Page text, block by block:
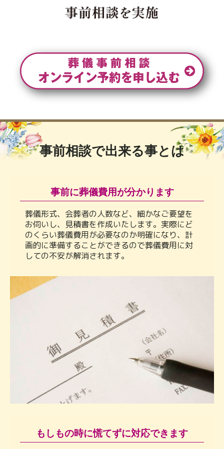
事前相談で出来る事とは
事前に葬儀費用が分かります
葬儀形式、会葬者の人数など、細かなご要望を
お伺いし、見積書を作成いたします。実際にど
のくらい葬儀費用が必要なのか明確になり、計
画的に準備することができるので葬儀費用に対
しての不安が解消されます。
もしもの時に慌てずに対応できます